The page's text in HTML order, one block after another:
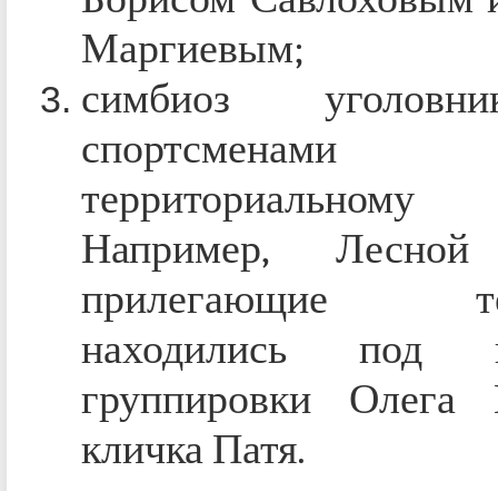
Маргиевым;
симбиоз
территориальному
Например, Лесной
прилегающие
находились под
группировки Олега
кличка Патя.